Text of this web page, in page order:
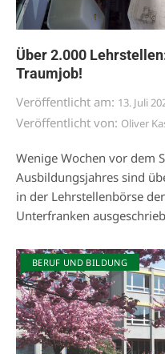
Über 2.000
Traumjob!
Veröffentlicht am: 13. Juli
Veröffentlicht von: Oliver
Wenige Wochen vor dem
Ausbildungsjahres sind
in der Lehrstellenbörse
Unterfranken
BERUF UND BILDUNG